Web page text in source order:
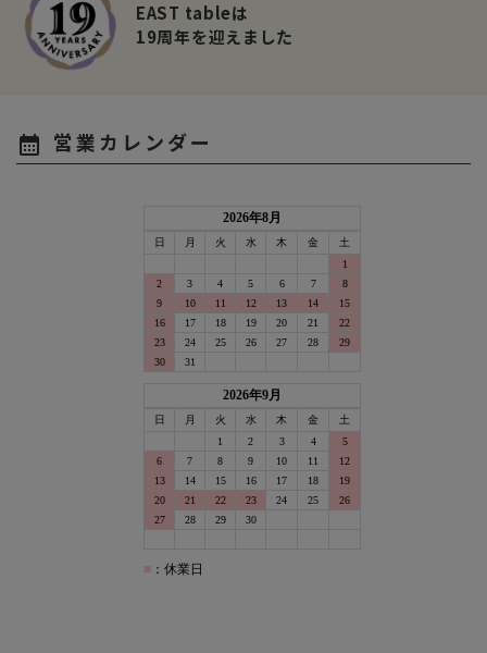
EAST tableは
19周年を迎えました
calendar_month 営業カレンダー